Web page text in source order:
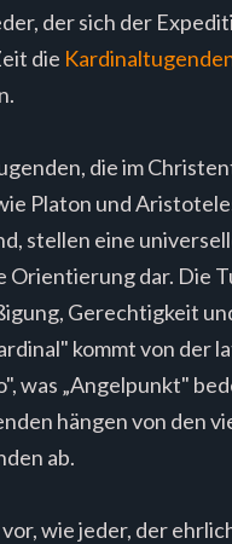
der sich der
die
die im
Platon und
stellen eine
Orientierung dar. Die
Gerechtigkeit
kommt von der
was „Angelpunkt"
hängen von den
ab.
wie jeder, der